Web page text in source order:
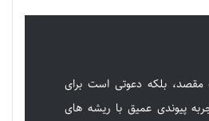
بلکه دعوتی است برای
پیوندی عمیق با ریشه های